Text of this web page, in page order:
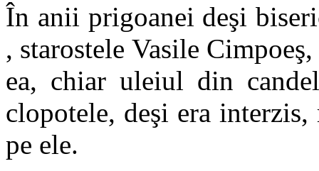
În anii prigoanei deşi
, starostele Vasile
ea, chiar uleiul din
clopotele, deşi era
pe ele.